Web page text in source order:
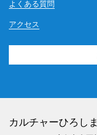
よくある質問
アクセス
カルチャーひろしま